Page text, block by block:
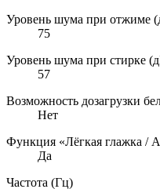
Уровень шума при отжиме
75
Уровень шума при стирке
57
Возможность дозагрузки
Нет
Функция «Лёгкая глажка /
Да
Частота (Гц)